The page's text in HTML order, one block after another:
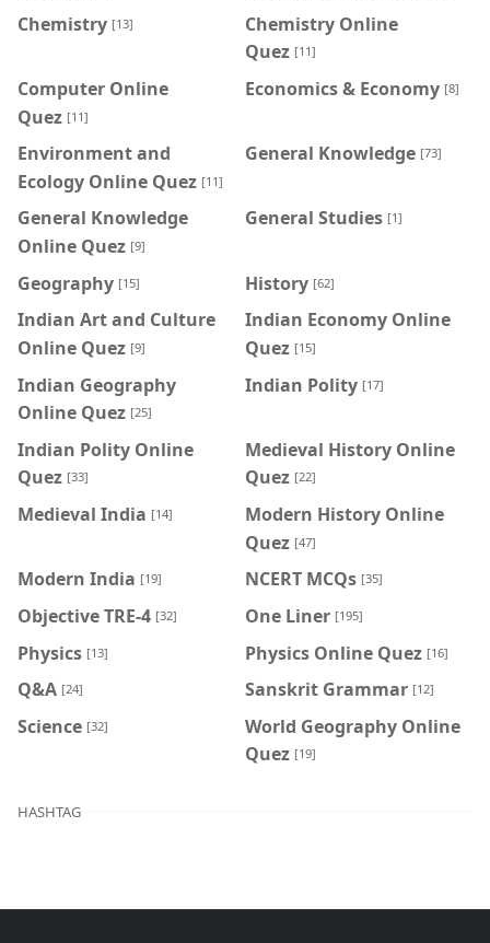
Chemistry [13]
Chemistry Online
Quez [11]
Computer Online
Quez [11]
Economics & Economy [8]
Environment and
Ecology Online Quez [11]
General Knowledge [73]
General Knowledge
Online Quez [9]
General Studies [1]
Geography [15] History [62]
Indian Art and Culture
Online Quez [9]
Indian Economy Online
Quez [15]
Indian Geography
Online Quez [25]
Indian Polity [17]
Indian Polity Online
Quez [33]
Medieval History Online
Quez [22]
Medieval India [14]
Modern History Online
Quez [47]
Modern India [19] NCERT MCQs [35]
Objective TRE-4 [32] One Liner [195]
Physics [13] Physics Online Quez [16]
Q&A [24] Sanskrit Grammar [12]
Science [32]
World Geography Online
Quez [19]
HASHTAG